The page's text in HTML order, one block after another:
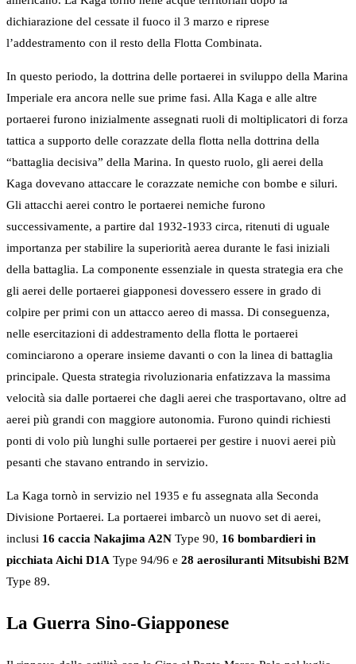
dichiarazione del cessate il fuoco il 3 marzo e riprese
l’addestramento con il resto della Flotta Combinata.
In questo periodo, la dottrina delle portaerei in sviluppo della Marina
Imperiale era ancora nelle sue prime fasi. Alla Kaga e alle altre
portaerei furono inizialmente assegnati ruoli di moltiplicatori di forza
tattica a supporto delle corazzate della flotta nella dottrina della
“battaglia decisiva” della Marina. In questo ruolo, gli aerei della
Kaga dovevano attaccare le corazzate nemiche con bombe e siluri.
Gli attacchi aerei contro le portaerei nemiche furono
successivamente, a partire dal 1932-1933 circa, ritenuti di uguale
importanza per stabilire la superiorità aerea durante le fasi iniziali
della battaglia. La componente essenziale in questa strategia era che
gli aerei delle portaerei giapponesi dovessero essere in grado di
colpire per primi con un attacco aereo di massa. Di conseguenza,
nelle esercitazioni di addestramento della flotta le portaerei
cominciarono a operare insieme davanti o con la linea di battaglia
principale. Questa strategia rivoluzionaria enfatizzava la massima
velocità sia dalle portaerei che dagli aerei che trasportavano, oltre ad
aerei più grandi con maggiore autonomia. Furono quindi richiesti
ponti di volo più lunghi sulle portaerei per gestire i nuovi aerei più
pesanti che stavano entrando in servizio.
La Kaga tornò in servizio nel 1935 e fu assegnata alla Seconda
Divisione Portaerei. La portaerei imbarcò un nuovo set di aerei,
inclusi 16 caccia Nakajima A2N Type 90, 16 bombardieri in
picchiata Aichi D1A Type 94/96 e 28 aerosiluranti Mitsubishi B2M
Type 89.
La Guerra Sino-Giapponese